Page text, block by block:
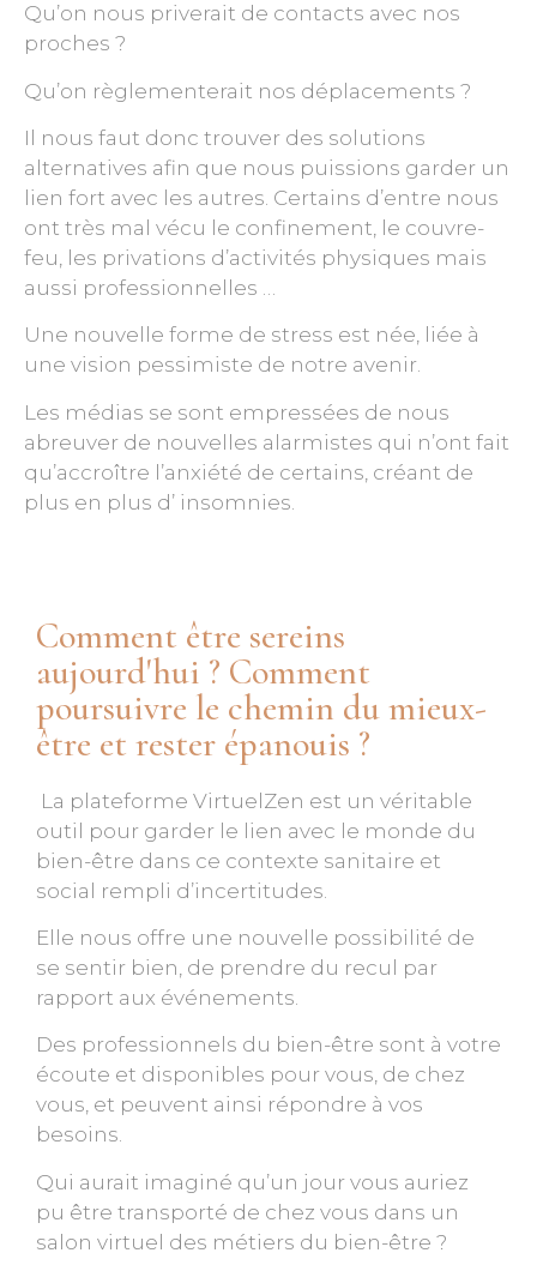
Qu’on nous priverait de contacts avec nos
proches ?
Qu’on règlementerait nos déplacements ?
Il nous faut donc trouver des solutions
alternatives afin que nous puissions garder un
lien fort avec les autres. Certains d’entre nous
ont très mal vécu le confinement, le couvre-
feu, les privations d’activités physiques mais
aussi professionnelles …
Une nouvelle forme de stress est née, liée à
une vision pessimiste de notre avenir.
Les médias se sont empressées de nous
abreuver de nouvelles alarmistes qui n’ont fait
qu’accroître l’anxiété de certains, créant de
plus en plus d’ insomnies.
Comment être sereins
aujourd'hui ? Comment
poursuivre le chemin du mieux-
être et rester épanouis ?
La plateforme VirtuelZen est un véritable
outil pour garder le lien avec le monde du
bien-être dans ce contexte sanitaire et
social rempli d’incertitudes.
Elle nous offre une nouvelle possibilité de
se sentir bien, de prendre du recul par
rapport aux événements.
Des professionnels du bien-être sont à votre
écoute et disponibles pour vous, de chez
vous, et peuvent ainsi répondre à vos
besoins.
Qui aurait imaginé qu’un jour vous auriez
pu être transporté de chez vous dans un
salon virtuel des métiers du bien-être ?